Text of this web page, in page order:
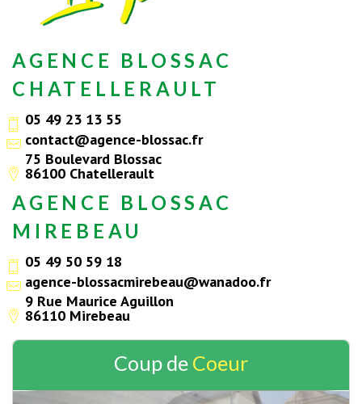
AGENCE BLOSSAC
CHATELLERAULT
05 49 23 13 55
contact@agence-blossac.fr
75 Boulevard Blossac
86100 Chatellerault
AGENCE BLOSSAC
MIREBEAU
05 49 50 59 18
agence-blossacmirebeau@wanadoo.fr
9 Rue Maurice Aguillon
86110 Mirebeau
Coup de Coeur